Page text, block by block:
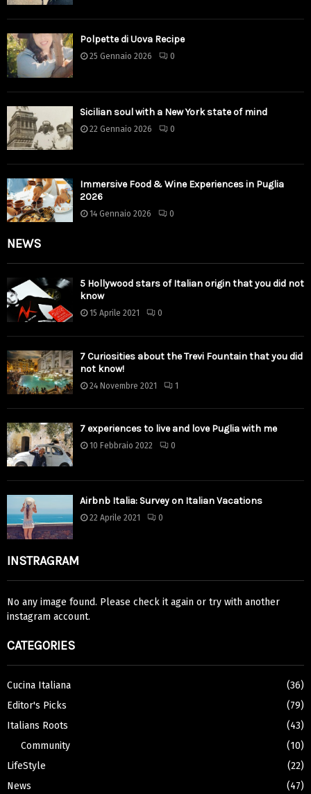
Polpette di Uova Recipe
25 Gennaio 2026 0
Sicilian soul with a New York state of mind
22 Gennaio 2026 0
Immersive Food & Wine Experiences in Puglia
2026
14 Gennaio 2026 0
NEWS
5 Hollywood stars of Italian origin that you did not
know
15 Aprile 2021 0
7 Curiosities about the Trevi Fountain that you did
not know!
24 Novembre 2021 1
7 experiences to live and love Puglia with me
10 Febbraio 2022 0
Airbnb Italia: Survey on Italian Vacations
22 Aprile 2021 0
INSTRAGRAM
No any image found. Please check it again or try with another
instagram account.
CATEGORIES
Cucina Italiana
(36)
Editor's Picks
(79)
Italians Roots
(43)
Community
(10)
LifeStyle
(22)
News
(47)